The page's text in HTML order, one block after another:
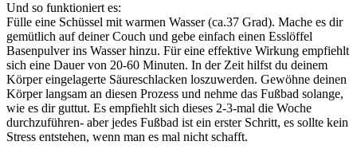
Und so funktioniert es:
Fülle eine Schüssel mit warmen Wasser (ca.37 Grad). Mache es dir
gemütlich auf deiner Couch und gebe einfach einen Esslöffel
Basenpulver ins Wasser hinzu. Für eine effektive Wirkung empfiehlt
sich eine Dauer von 20-60 Minuten. In der Zeit hilfst du deinem
Körper eingelagerte Säureschlacken loszuwerden. Gewöhne deinen
Körper langsam an diesen Prozess und nehme das Fußbad solange,
wie es dir guttut. Es empfiehlt sich dieses 2-3-mal die Woche
durchzuführen- aber jedes Fußbad ist ein erster Schritt, es sollte kein
Stress entstehen, wenn man es mal nicht schafft.